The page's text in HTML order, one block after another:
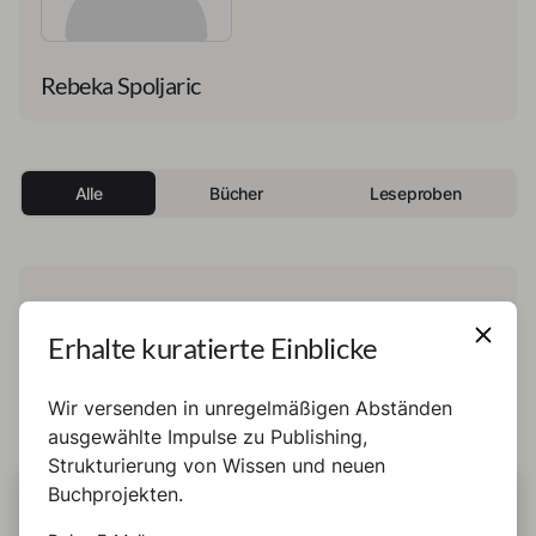
Rebeka Spoljaric
Alle Bücher Leseproben
Leseprobe veröffentlicht.
DIESE SEITE BENUTZT COOKIES
Erhalte kuratierte Einblicke
Wir versenden in unregelmäßigen Abständen
ausgewählte Impulse zu Publishing,
Strukturierung von Wissen und neuen
Buchprojekten.